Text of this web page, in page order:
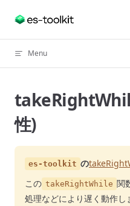
Skip to content
Menu
性)
es-toolkit の
この takeRightWhile 関
処理などにより遅く動作し